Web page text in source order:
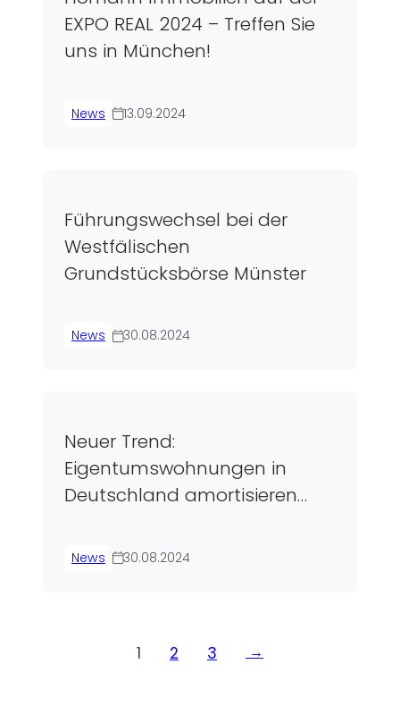
EXPO REAL 2024 – Treffen Sie
uns in München!
News 13.09.2024
Führungswechsel bei der
Westfälischen
Grundstücksbörse Münster
News 30.08.2024
Neuer Trend:
Eigentumswohnungen in
Deutschland amortisieren
News 30.08.2024
1 2 3